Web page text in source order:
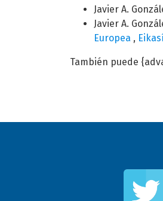
Javier A.
Javier A.
Europea ,
También puede